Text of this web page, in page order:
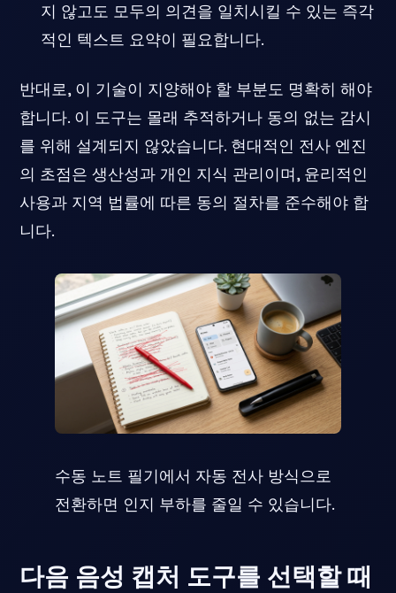
지 않고도 모두의 의견을 일치시킬 수 있는 즉각
적인 텍스트 요약이 필요합니다.
반대로, 이 기술이 지양해야 할 부분도 명확히 해야
합니다. 이 도구는 몰래 추적하거나 동의 없는 감시
를 위해 설계되지 않았습니다. 현대적인 전사 엔진
의 초점은 생산성과 개인 지식 관리이며, 윤리적인
사용과 지역 법률에 따른 동의 절차를 준수해야 합
니다.
수동 노트 필기에서 자동 전사 방식으로
전환하면 인지 부하를 줄일 수 있습니다.
다음 음성 캡처 도구를 선택할 때